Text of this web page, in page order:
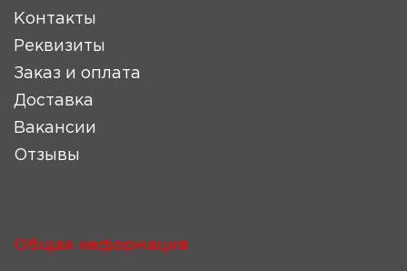
Контакты
Реквизиты
Заказ и оплата
Доставка
Вакансии
Отзывы
Общая информация